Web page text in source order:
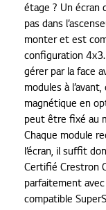
étage ? Un écran
pas dans
monter et est
configuration 4x3.
gérer par la face
modules à
magnétique en
peut être fixé au
Chaque module
l’écran, il suffit
Certifié Crestron
parfaitement
compatible